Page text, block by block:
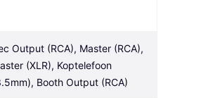
Output (RCA), Master (RCA),
(XLR), Koptelefoon
Booth Output (RCA)